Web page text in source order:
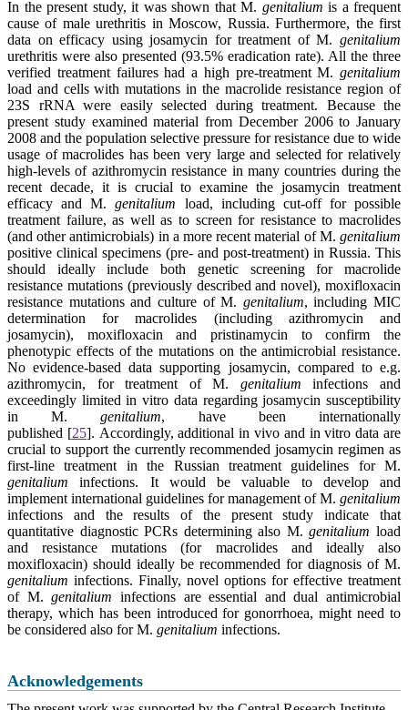
In the present study, it was shown that M. genitalium is a frequent
cause of male urethritis in Moscow, Russia. Furthermore, the first
data on efficacy using josamycin for treatment of M. genitalium
urethritis were also presented (93.5% eradication rate). All the three
verified treatment failures had a high pre-treatment M. genitalium
load and cells with mutations in the macrolide resistance region of
23S rRNA were easily selected during treatment. Because the
present study examined material from December 2006 to January
2008 and the population selective pressure for resistance due to wide
usage of macrolides has been very large and selected for relatively
high-levels of azithromycin resistance in many countries during the
recent decade, it is crucial to examine the josamycin treatment
efficacy and M.genitalium load, including cut-off for possible
treatment failure, as well as to screen for resistance to macrolides
(and other antimicrobials) in a more recent material of M. genitalium
positive clinical specimens (pre- and post-treatment) in Russia. This
should ideally include both genetic screening for macrolide
resistance mutations (previously described and novel), moxifloxacin
resistance mutations and culture of M. genitalium, including MIC
determination for macrolides (including azithromycin and
josamycin), moxifloxacin and pristinamycin to confirm the
phenotypic effects of the mutations on the antimicrobial resistance.
No evidence-based data supporting josamycin, compared to e.g.
azithromycin, for treatment of M. genitalium infections and
exceedingly limited in vitro data regarding josamycin susceptibility
in M.genitalium, have been internationally
published [25]. Accordingly, additional in vivo and in vitro data are
crucial to support the currently recommended josamycin regimen as
first-line treatment in the Russian treatment guidelines for M.
genitalium infections. It would be valuable to develop and
implement international guidelines for management of M. genitalium
infections and the results of the present study indicate that
quantitative diagnostic PCRs determining also M.genitalium load
and resistance mutations (for macrolides and ideally also
moxifloxacin) should ideally be recommended for diagnosis of M.
genitalium infections. Finally, novel options for effective treatment
of M.genitalium infections are essential and dual antimicrobial
therapy, which has been introduced for gonorrhoea, might need to
be considered also for M. genitalium infections.
Acknowledgements